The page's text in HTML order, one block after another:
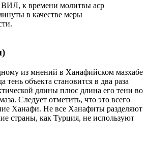
ВИЛ, к времени молитвы аср
в качестве меры
из мнений в Ханафийском мазхабе
тень объекта становится в два раза
длины плюс длина его тени во
Следует отметить, что это всего
Ханафи. Не все Ханафиты разделяют
страны, как Турция, не используют